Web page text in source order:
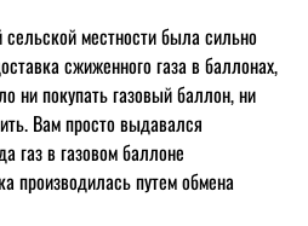
местности была сильно
сжиженного газа в баллонах,
ни покупать газовый баллон, ни
Вам просто выдавался
газ в газовом баллоне
производилась путем обмена